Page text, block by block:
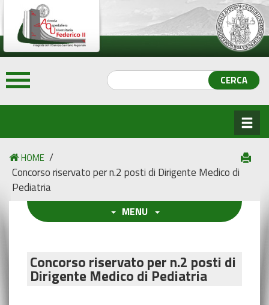
HOME /
Concorso riservato per n.2 posti di Dirigente Medico di
Pediatria
MENU
Concorso riservato per n.2 posti di
Dirigente Medico di Pediatria